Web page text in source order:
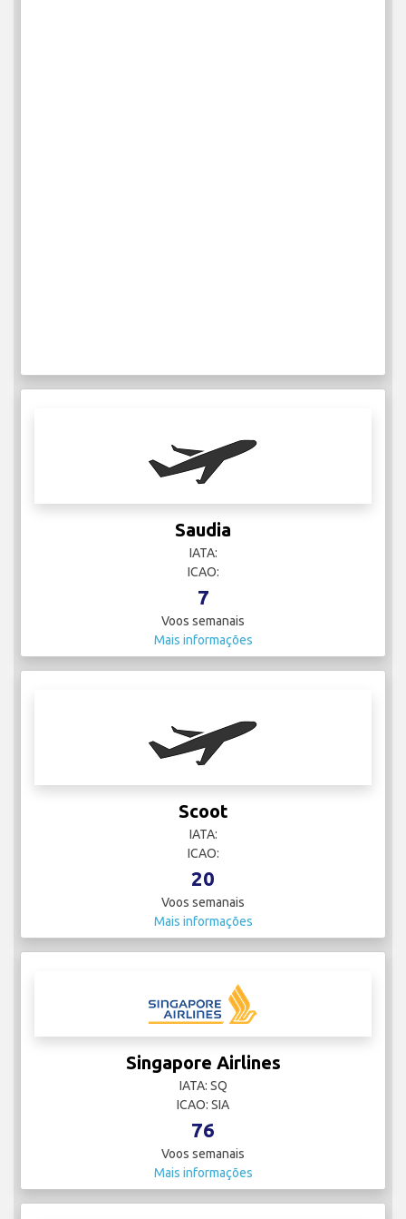
Saudia
IATA:
ICAO:
7
Voos semanais
Mais informações
Scoot
IATA:
ICAO:
20
Voos semanais
Mais informações
Singapore Airlines
IATA: SQ
ICAO: SIA
76
Voos semanais
Mais informações